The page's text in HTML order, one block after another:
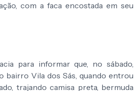
com a faca encostada em seu
para informar que, no sábado,
bairro Vila dos Sás, quando entrou
trajando camisa preta, bermuda